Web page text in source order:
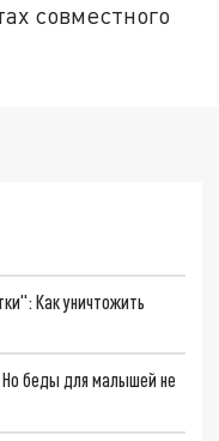
совместного
Как уничтожить
Но беды для малышей не